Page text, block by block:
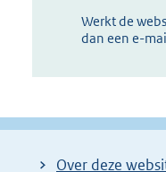
Werkt de
dan een e-
Over deze